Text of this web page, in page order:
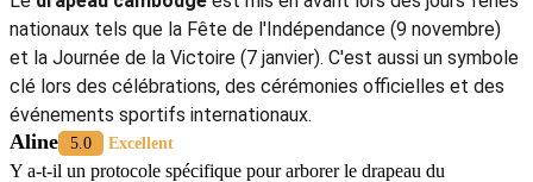
nationaux tels que la Fête de l'Indépendance (9 novembre)
et la Journée de la Victoire (7 janvier). C'est aussi un symbole
clé lors des célébrations, des cérémonies officielles et des
événements sportifs internationaux.
Aline 5.0 Excellent
Y a-t-il un protocole spécifique pour arborer le drapeau du